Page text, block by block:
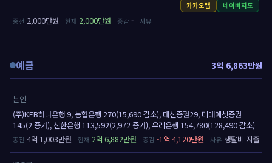
카카오맵 네이버지도
2,000만원 2,000만원 -
예금 3억 6,863만원
본인
(주)KEB하나은행 9, 농협은행 270(15,690 감소), 대신증권29, 미래에셋증권
145(2 증가), 신한은행 113,592(2,972 증가), 우리은행 154,780(128,490 감소)
4억 1,003만원
2억 6,882만원 -1억 4,120만원 생활비 지출